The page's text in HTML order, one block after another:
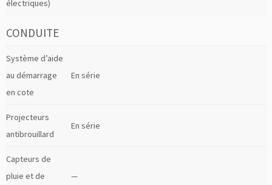
électriques)
CONDUITE
Système d’aide
au démarrage
en cote
En série
Projecteurs
antibrouillard
En série
Capteurs de
pluie et de
—